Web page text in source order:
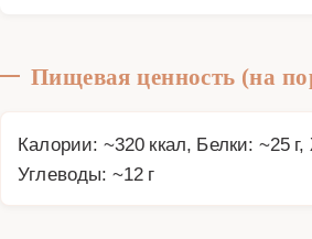
Пищевая ценность (на
Калории: ~320 ккал, Белки: ~25
Углеводы: ~12 г